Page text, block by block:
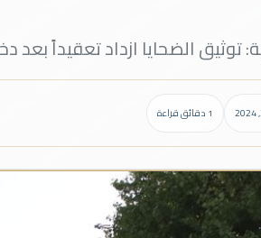
توثيق الضحايا ازداد تعقيداً
1 دقائق قراءة